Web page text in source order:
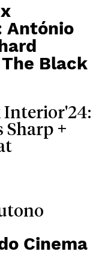
António
Black
Interior'24:
Sharp +
Cinema